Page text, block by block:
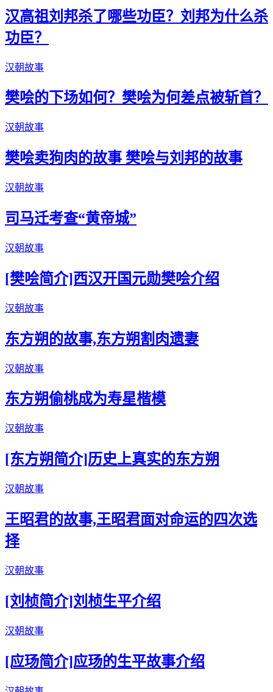
汉高祖刘邦杀了哪些功臣？刘邦为什么杀
功臣？
汉朝故事
樊哙的下场如何？樊哙为何差点被斩首？
汉朝故事
樊哙卖狗肉的故事 樊哙与刘邦的故事
汉朝故事
司马迁考查“黄帝城”
汉朝故事
[樊哙简介]西汉开国元勋樊哙介绍
汉朝故事
东方朔的故事,东方朔割肉遗妻
汉朝故事
东方朔偷桃成为寿星楷模
汉朝故事
[东方朔简介]历史上真实的东方朔
汉朝故事
王昭君的故事,王昭君面对命运的四次选
择
汉朝故事
[刘桢简介]刘桢生平介绍
汉朝故事
[应玚简介]应玚的生平故事介绍